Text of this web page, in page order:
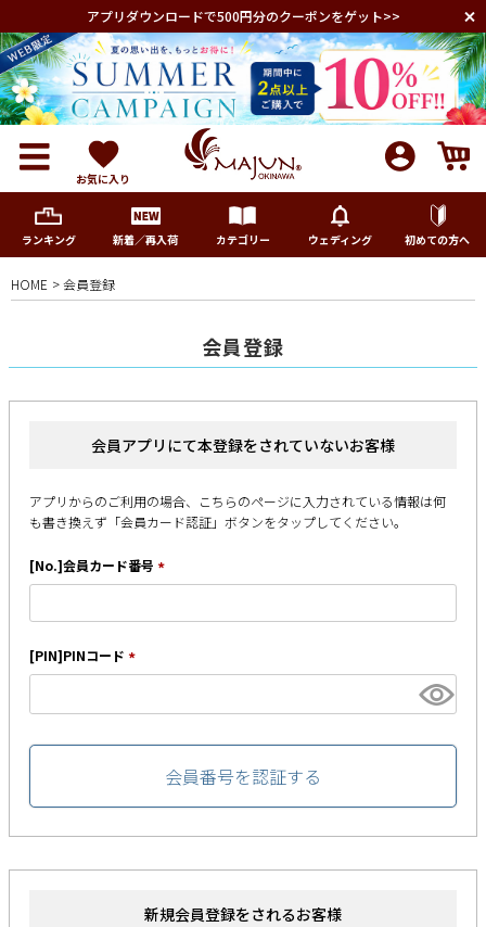
アプリダウンロードで500円分のクーポンをゲット>>
お気に入り
ランキング 新着／再入荷 カテゴリー ウェディング 初めての方へ
メンズ
ランキング
新商品
アウトレット
HOME 会員登録
会員登録
会員アプリにて本登録をされていないお客様
アプリからのご利用の場合、こちらのページに入力されている情報は何
も書き換えず 「会員カード認証」ボタンをタップしてください。
[No.]会員カード番号
(
[PIN]PINコード
(
)
会員番号を認証する
新規会員登録をされるお客様